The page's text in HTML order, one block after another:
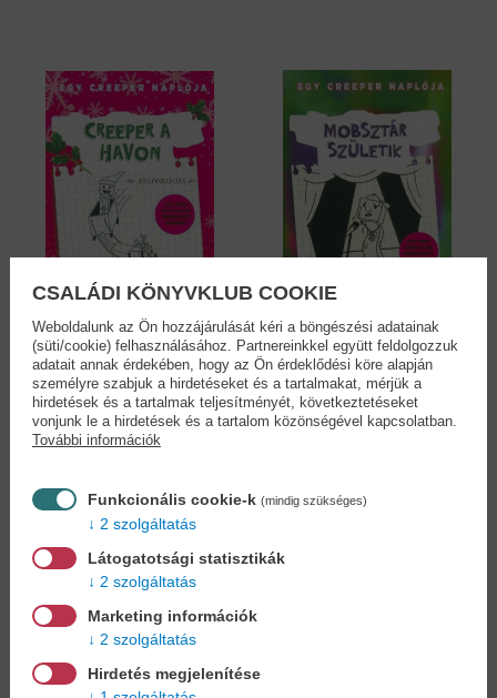
Creeper a havon /Egy
creeper...
Greyson Mann
7,59 €6,90 €
Mobsztár születik
/Egy...
Greyson Mann
Cookies
Miért regisztráljon az oldalunkon?
CSALÁDI KÖNYVKLUB COOKIE
Weboldalunk az Ön hozzájárulását kéri a böngészési adatainak
(süti/cookie) felhasználásához. Partnereinkkel együtt feldolgozzuk
adatait annak érdekében, hogy az Ön érdeklődési köre alapján
személyre szabjuk a hirdetéseket és a tartalmakat, mérjük a
hirdetések és a tartalmak teljesítményét, következtetéseket
vonjunk le a hirdetések és a tartalom közönségével kapcsolatban.
További információk
Funkcionális cookie-k (mindig szükséges)
2 szolgáltatás
Látogatotsági statisztikák
2 szolgáltatás
Marketing információk
2 szolgáltatás
Hirdetés megjelenítése